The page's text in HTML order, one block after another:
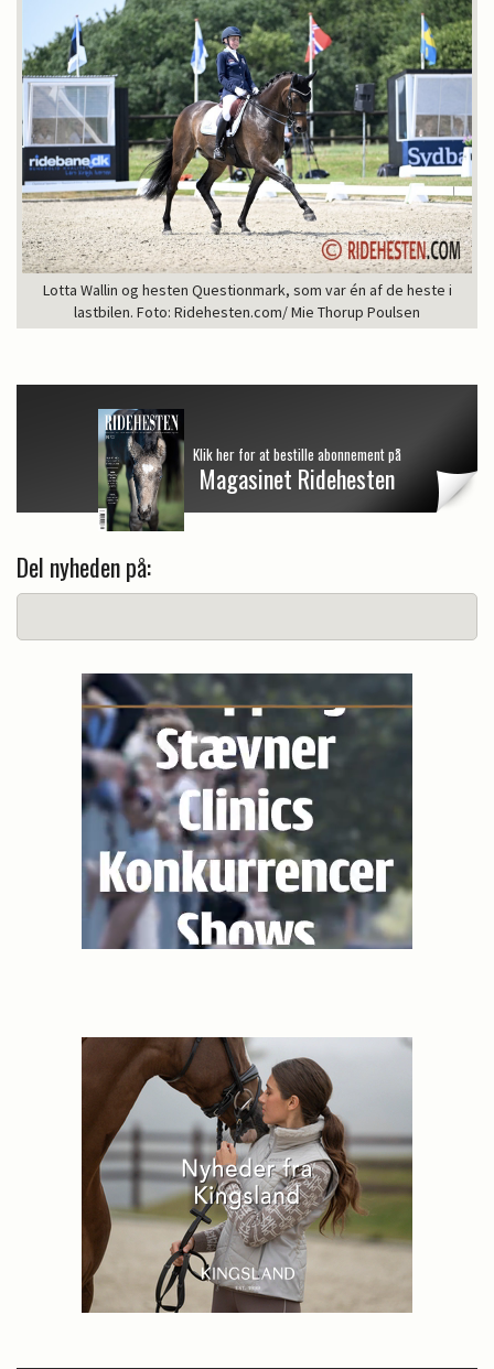
Lotta Wallin og hesten Questionmark, som var én af de heste i
lastbilen. Foto: Ridehesten.com/ Mie Thorup Poulsen
Klik her for at bestille abonnement på
Magasinet Ridehesten
Del nyheden på: